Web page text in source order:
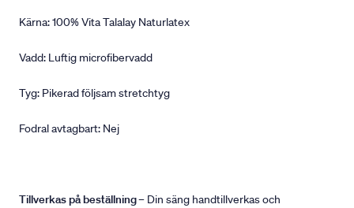
Kärna: 100% Vita Talalay Naturlatex
Vadd: Luftig microfibervadd
Tyg: Pikerad följsam stretchtyg
Fodral avtagbart: Nej
Tillverkas på beställning– Din säng handtillverkas och